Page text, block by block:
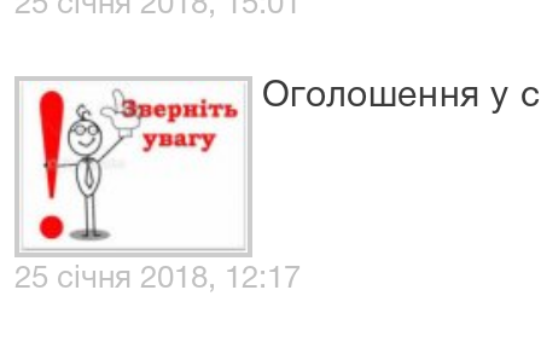
Оголошення у
25 січня 2018, 12:17